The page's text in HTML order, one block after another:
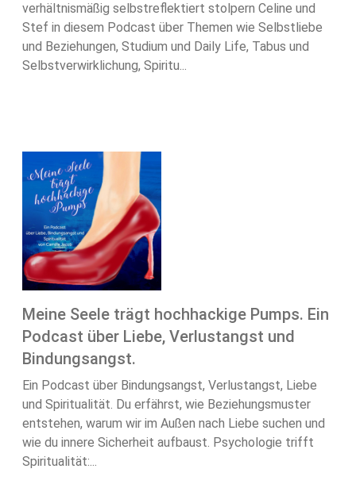
verhältnismäßig selbstreflektiert stolpern Celine und
Stef in diesem Podcast über Themen wie Selbstliebe
und Beziehungen, Studium und Daily Life, Tabus und
Selbstverwirklichung, Spiritu...
Meine Seele trägt hochhackige Pumps. Ein
Podcast über Liebe, Verlustangst und
Bindungsangst.
Ein Podcast über Bindungsangst, Verlustangst, Liebe
und Spiritualität. Du erfährst, wie Beziehungsmuster
entstehen, warum wir im Außen nach Liebe suchen und
wie du innere Sicherheit aufbaust. Psychologie trifft
Spiritualität:...